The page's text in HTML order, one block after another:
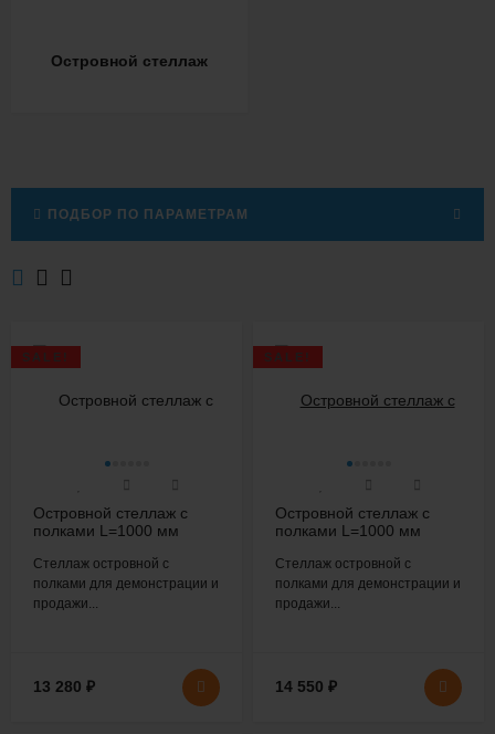
Островной стеллаж
ПОДБОР ПО ПАРАМЕТРАМ
SALE!
Островной стеллаж с
полками L=1000 мм
Стеллаж островной с
полками для демонстрации и
продажи...
13 280 ₽
SALE!
Островной стеллаж с
полками L=1000 мм
Стеллаж островной с
полками для демонстрации и
продажи...
14 550 ₽